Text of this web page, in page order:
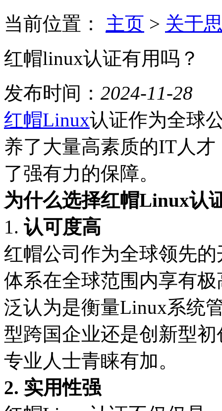
当前位置：
主页 > 关于
红帽linux认证有用吗？
发布时间： 2024-11-28
红帽Linux认证作为全球
养了大量高素质的IT人
了强有力的保障。
为什么选择红帽Linux认
1. 认可度高
红帽公司作为全球领先
体系在全球范围内享有
泛认为是衡量Linux系统
型跨国企业还是创新型
专业人士青睐有加。
2. 实用性强